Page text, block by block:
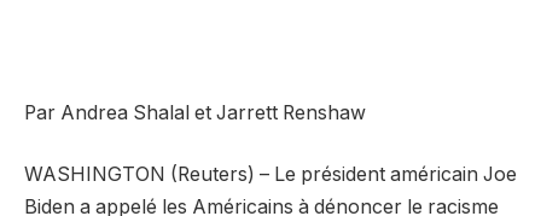
Par Andrea Shalal et Jarrett Renshaw
WASHINGTON (Reuters) – Le président américain Joe
Biden a appelé les Américains à dénoncer le racisme